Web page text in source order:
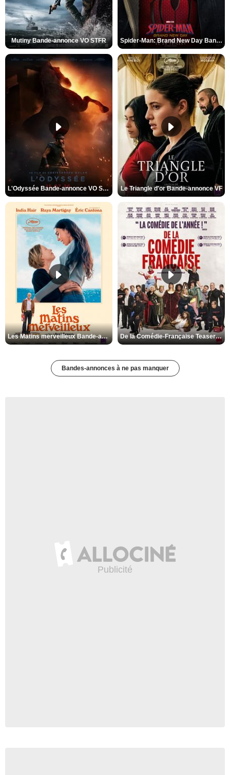
Mutiny Bande-annonce VO STFR Spider-Man: Brand New Day Bande-annonce VO STFR
L'Odyssée Bande-annonce VO STFR Le Triangle d'or Bande-annonce VF
Les Matins merveilleux Bande-annonce VF De la Comédie-Française Teaser VF
Bandes-annonces à ne pas manquer